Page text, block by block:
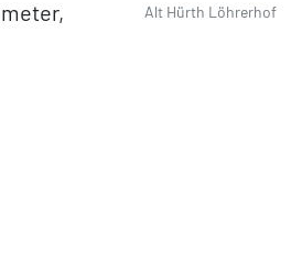
Alt Hürth Löhrerhof